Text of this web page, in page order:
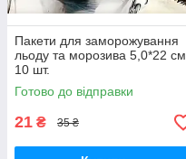
Пакети для заморожування
льоду та морозива 5,0*22 см
10 шт.
Готово до відправки
21 ₴ 35 ₴